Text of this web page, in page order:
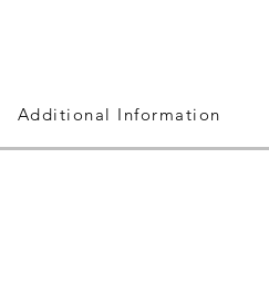
Additional Information